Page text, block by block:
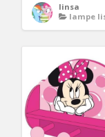
linsa
lampe